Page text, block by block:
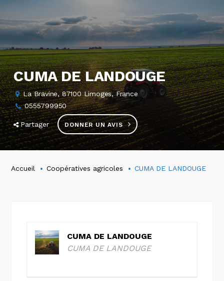
CUMA DE LANDOUGE
La Bravine, 87100 Limoges, France
0555799950
Partager DONNER UN AVIS
Accueil Coopératives agricoles CUMA DE LANDOUGE
CUMA DE LANDOUGE
CUMA DE LANDOUGE